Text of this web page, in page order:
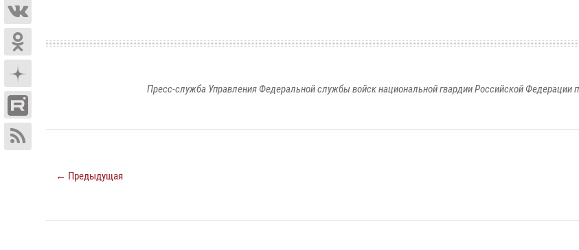
Пресс-служба Управления Федеральной службы войск национальной гвардии Российской Федерации
← Предыдущая